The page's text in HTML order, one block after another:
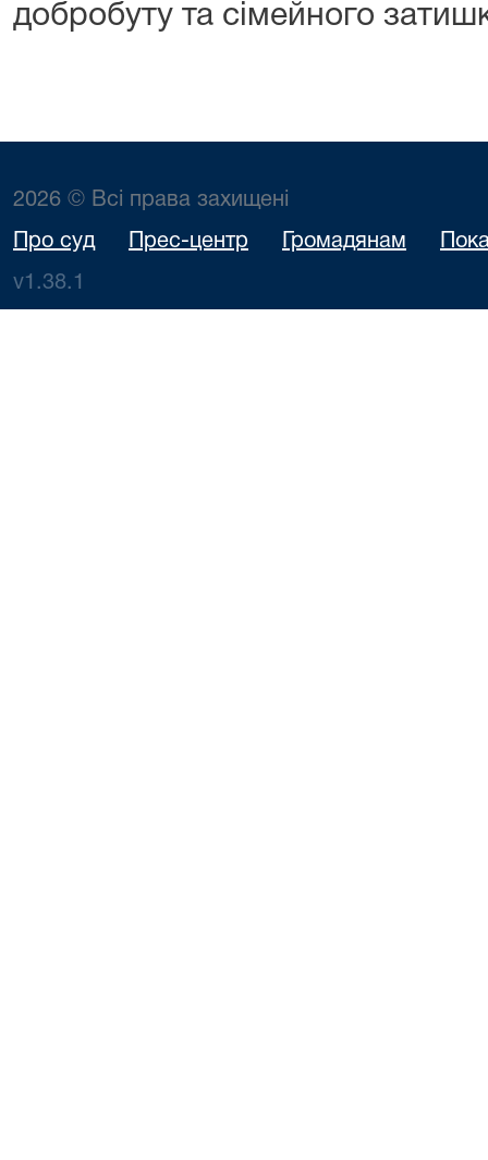
добробуту та сімейного
2026 © Всі права захищені
Про суд Прес-центр Громадянам
v1.38.1